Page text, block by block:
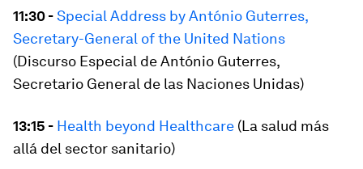
11:30 -Special Address by António Guterres,
Secretary-General of the United Nations
(Discurso Especial de António Guterres,
Secretario General de las Naciones Unidas)
13:15 - Health beyond Healthcare (La salud más
allá del sector sanitario)